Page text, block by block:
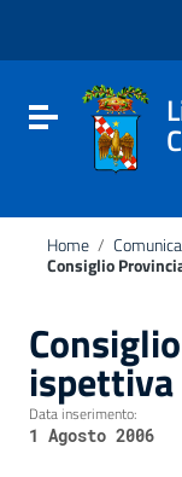
sito
include
Vai al footer
Attiva /
Home /
Consiglio
ispettiva
Data inserimento:
1 Agosto 2006